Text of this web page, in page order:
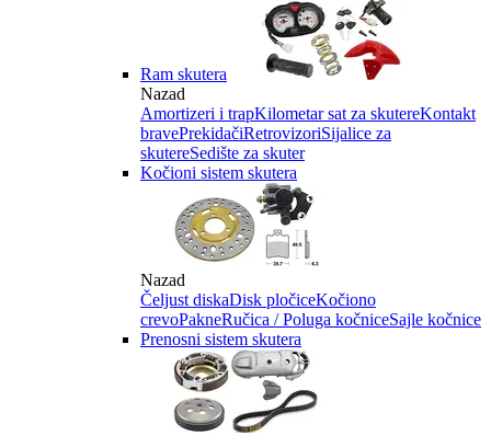
Ram skutera
Nazad
Amortizeri i trapKilometar sat za skutereKontakt
bravePrekidačiRetrovizoriSijalice za
skutereSedište za skuter
Kočioni sistem skutera
Nazad
Čeljust diskaDisk pločiceKočiono
crevoPakneRučica / Poluga kočniceSajle kočnice
Prenosni sistem skutera